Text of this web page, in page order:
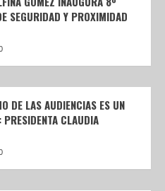
SEGURIDAD Y PROXIMIDAD
DE LAS AUDIENCIAS ES UN
CLAUDIA